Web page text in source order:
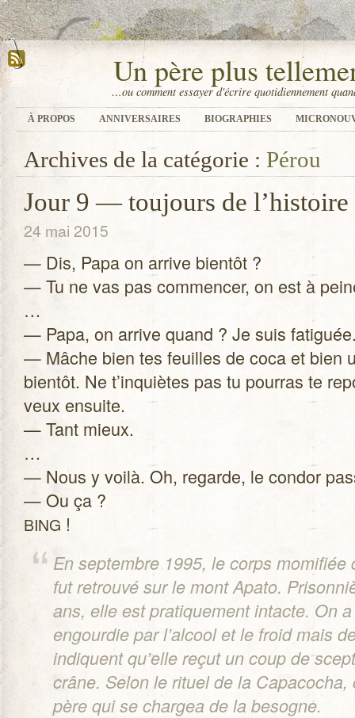
Un père plus
…ou comment essayer d'écrire quotidiennement
À PROPOS ANNIVERSAIRES BIOGRAPHIES
Archives de la catégorie : Pérou
Jour 9 — toujours de l’histoire
24 mai 2015
— Dis, Papa on arrive bien­tôt ?
— Tu ne vas pas com­men­cer, on est à
…
— Papa, on arrive quand ? Je suis
— Mâche bien tes feuilles de coca et bien
bien­tôt. Ne t’inquiètes pas tu pour­ras te
veux ensuite.
— Tant mieux.
…
— Nous y voilà. Oh, regarde, le condor
— Ou ça ?
BING !
En sep­tembre 1995, le corps momi­fiée
fut retrouvé sur le mont Apato.
ans, elle est pra­ti­que­ment intacte. On a
engour­die par l’alcool et le froid mais
indiquent qu’elle reçut un coup de
crâne. Selon le rituel de la Capa­co­cha,
père qui se char­gea de la besogne.